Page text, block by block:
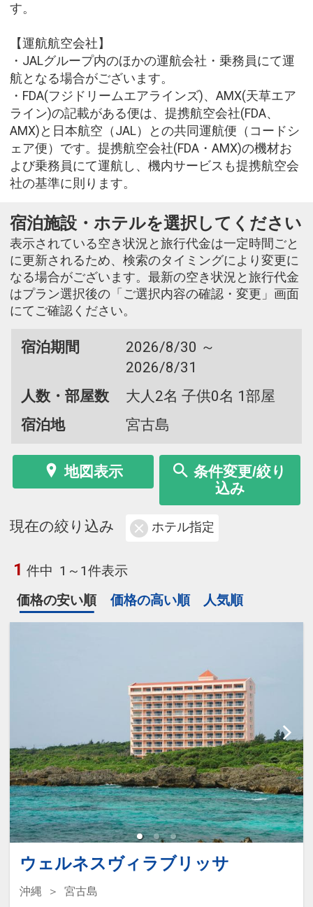
す。
【運航航空会社】
・JALグループ内のほかの運航会社・乗務員にて運
航となる場合がございます。
・FDA(フジドリームエアラインズ)、AMX(天草エア
ライン)の記載がある便は、提携航空会社(FDA、
AMX)と日本航空（JAL）との共同運航便（コードシ
ェア便）です。提携航空会社(FDA・AMX)の機材お
よび乗務員にて運航し、機内サービスも提携航空会
社の基準に則ります。
宿泊施設・ホテルを選択してください
表示されている空き状況と旅行代金は一定時間ごと
に更新されるため、検索のタイミングにより変更に
なる場合がございます。最新の空き状況と旅行代金
はプラン選択後の「ご選択内容の確認・変更」画面
にてご確認ください。
宿泊期間
2026/8/30 ～
2026/8/31
人数・部屋数
大人2名 子供0名 1部屋
宿泊地
宮古島
地図表示
条件変更/絞り
込み
現在の絞り込み ホテル指定
1 件中 1～1件表示
価格の安い順
価格の高い順 人気順
ウェルネスヴィラブリッサ
沖縄
宮古島